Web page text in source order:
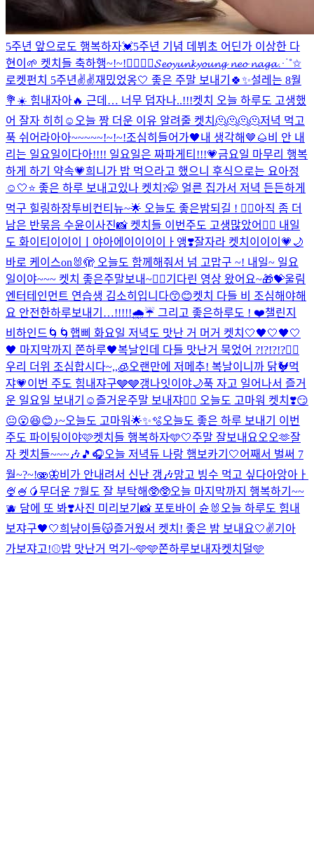
5주년 앞으로도 행복하자💓5주년 기념 데뷔초 어딘가 이상한 다
현이🌱 켓치들 축하행~!~!❤️‍🔥❤️‍🔥𝓢𝓮𝓸𝔂𝓾𝓷𝓴𝔂𝓸𝓾𝓷𝓰 𝓷𝓮𝓸 𝓷𝓪𝓰𝓪⋰˚✩
로켓펀치 5주년✌️✌️재밌었옹🤍 좋은 주말 보내기🍀✨설레는 8월
💐☀️ 힘내자아🔥 근데… 너무 덥자나..!!!켓치 오늘 하루도 고생했
어 잘자 히히☺ 오늘 짱 더운 이유 알려줄 켓치🫠🫠🫠🫠저녁 먹고
푹 쉬어라아아~~~~~!~!~!조심히들어가🖤내 생각해🤎🌰비 안 내
리는 일요일이다아!!!! 일요일은 짜파게티!!!💗금요일 마무리 행복
하게 하기 약속💗희니가 밥 먹으라고 했으니 후식으로는 요아정
☺️ 🤍⭐️ 좋은 하루 보내고있나 켓치?🤭 얼른 집가서 저녁 든든하게
먹구 힐링하장투비컨티뉴~🌟 오늘도 좋은밤되길 ! ❤️‍🔥아직 좀 더
남은 반묶음 수윤이사진📸 켓치들 이번주도 고생많았어❤️‍🔥 내일
도 화이티이이이ㅣ야아에이이이이ㅏ앵❣️잘자라 켓치이이이💗🌙
바로 케이스on🐰🫣 오늘도 함께해줘서 넘 고맙구 ~! 내일~ 일요
일이야~~~ 켓치 좋은주말보내~❤️‍🔥기다린 영상 왔어요~🎁💝울림
엔터테인먼트 연습생 김소히입니다😙😊켓치 다들 비 조심해야해
요 안전한하루보내기…!!!!!🌧️☔️ 그리고 좋은하루도 ! ❤️챌린지
비하인드🌀🌀 햅삐 화요일 저녁도 맛난 거 머거 켓치🤍🖤🤍🖤🤍
🖤 마지막까지 쫀하루🖤복날인데 다들 맛난거 묵었어 ?!?!?!?❤️‍🔥
우리 더위 조심합시다~,,🧊오랜만에 저메추! 복날이니까 닭🐓먹
쟈💗이번 주도 힘내쟈구🩶🩶갱나잇이야🌙푹 자고 일어나서 즐거
운 일요일 보내기☺️즐거운주말 보내쟈❤️‍🔥 오늘도 고마워 켓치❣️😏
😐😮😆😊♪~오늘도 고마워🌟✨🫧 오늘도 좋은 하루 보내기 이번
주도 파이팅이야🩷켓치들 행복하자🩵🤍주말 잘보내요오오🫶잘
자 켓치들~~~🎶🎵🎧오늘 저녁듀 나랑 햄보카기🤍어째서 벌써 7
월~?~!🫨🦋비가 안내려서 신난 갱🎶망고 빙수 먹고 싶다아앙아ㅏ
🍨🍧🥭무더운 7월도 잘 부탁해🥸🥸오늘 마지막까지 행복하기~~
🫐 담에 또 봐❣️사진 미리보기📸 포토바이 슌🐰 오늘 하루도 힘내
보쟈구🖤🤍희냥이들😽즐거웠서 켓치! 좋은 밤 보내요🤍✌️기아
가보쟈고!⚾️밥 맛난거 먹기~🩵🩵쫀하루보내자켓치덜🩵